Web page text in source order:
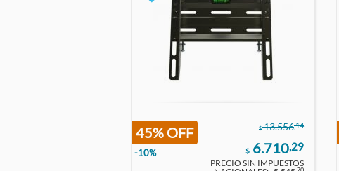
$ 13.556,14
45% OFF
-10% $ 6.710,29
PRECIO SIN IMPUESTOS